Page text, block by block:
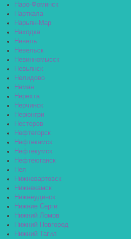
Наро-Фоминск
Нарткала
Нарьян-Мар
Находка
Невель
Невельск
Невинномысск
Невьянск
Нелидово
Неман
Нерехта
Нерчинск
Нерюнгри
Нестеров
Нефтегорск
Нефтекамск
Нефтекумск
Нефтеюганск
Нея
Нижневартовск
Нижнекамск
Нижнеудинск
Нижние Серги
Нижний Ломов
Нижний Новгород
Нижний Тагил